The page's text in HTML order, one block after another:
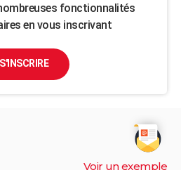
fonctionnalités
en vous inscrivant
S'INSCRIRE
Voir un exemple